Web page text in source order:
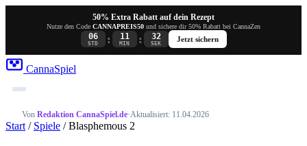
50% Extra Rabatt auf dein Rezept
Nutze den Code CANNAPREIS50 und sichere dir 50% Rabatt bei CannaZen
06
STD : 11
MIN : 32
SEK
Jetzt sichern
CannaSpiel
Von Redaktion CannaSpiel.de·Aktualisiert: 11.04.2026
Start / Spiele / Blasphemous 2